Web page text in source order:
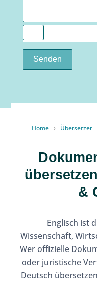
Senden
Home › Übersetzer
&
Englisch ist
Wissenschaft,
Wer offizielle
oder juristische
Deutsch